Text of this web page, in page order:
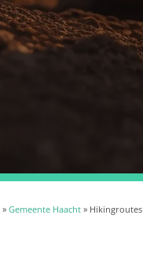
» Gemeente Haacht » Hikingroutes